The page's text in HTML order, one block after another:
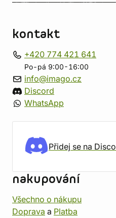
kontakt
+420 774 421 641
Po-pá 9:00-16:00
info@imago.cz
Discord
WhatsApp
Přidej se na
nakupování
Všechno o nákupu
Doprava a Platba